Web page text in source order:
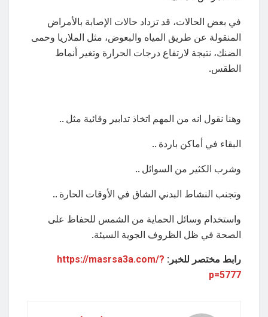
في بعض الحالات، قد تزداد حالات الإصابة بالأمراض
المنقولة عن طريق المياه والبعوض، مثل الملاريا وحمى
الضنك، نتيجة لارتفاع درجات الحرارة وتغير أنماط
الطقس.
وهنا نقول انه من المهم اتخاذ تدابير وقائية مثل ..
البقاء في أماكن باردة ..
وشرب الكثير من السوائل ..
وتجنب النشاط البدني الشاق في الأوقات الحارة ..
واستخدام وسائل الحماية من الشمس للحفاظ على
الصحة في ظل الظروف الجوية السيئة.
رابط مختصر للخبر: https://masrsa3a.com/?
p=5777